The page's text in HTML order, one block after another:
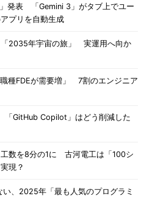
発表 「Gemini 3」がタブ上でユー
プリを自動生成
「2035年宇宙の旅」 実運用へ向か
職種FDEが需要増」 7割のエンジニア
「GitHub Copilot」はどう削減した
工数を8分の1に 古河電工は「100シ
現？
、2025年「最も人気のプログラミ